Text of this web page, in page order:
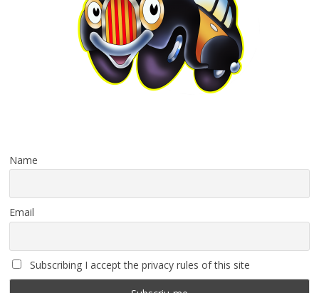
Name
Email
Subscribing I accept the privacy rules of this site